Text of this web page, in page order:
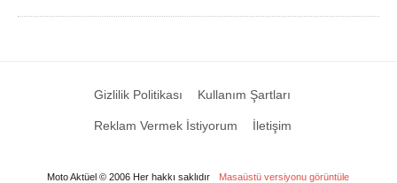
Gizlilik Politikası Kullanım Şartları
Reklam Vermek İstiyorum İletişim
Moto Aktüel © 2006 Her hakkı saklıdır Masaüstü versiyonu görüntüle